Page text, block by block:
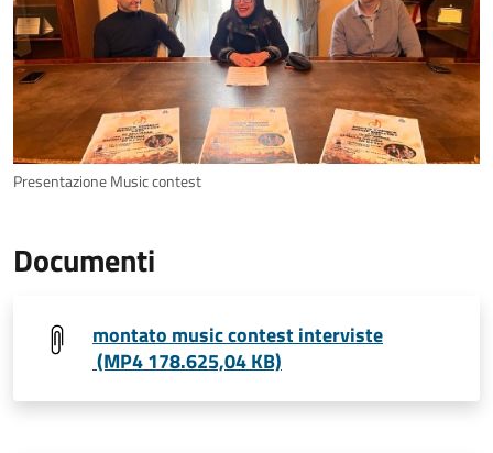
Presentazione Music contest
Documenti
montato music contest interviste
(MP4 178.625,04 KB)